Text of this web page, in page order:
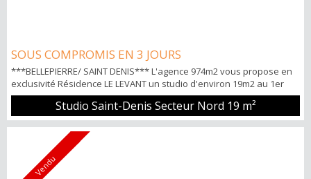
SOUS COMPROMIS EN 3 JOURS
***BELLEPIERRE/ SAINT DENIS*** L'agence 974m2 vous propose en
exclusivité Résidence LE LEVANT un studio d'environ 19m2 au 1er
étage comprenant: Une pièce à vivre avec un coin cuisine donnant
sur un balcon et une salle d'eau avec wc Forte rentabilité POINTS
FORTS: -Quartier résidentiel et recherché -Proche du CHU et
commerces Pour tous renseignements et visites Pascal Yene TECK
0692.25.72...
Studio Saint-Denis Secteur Nord 19 m²
Vendu